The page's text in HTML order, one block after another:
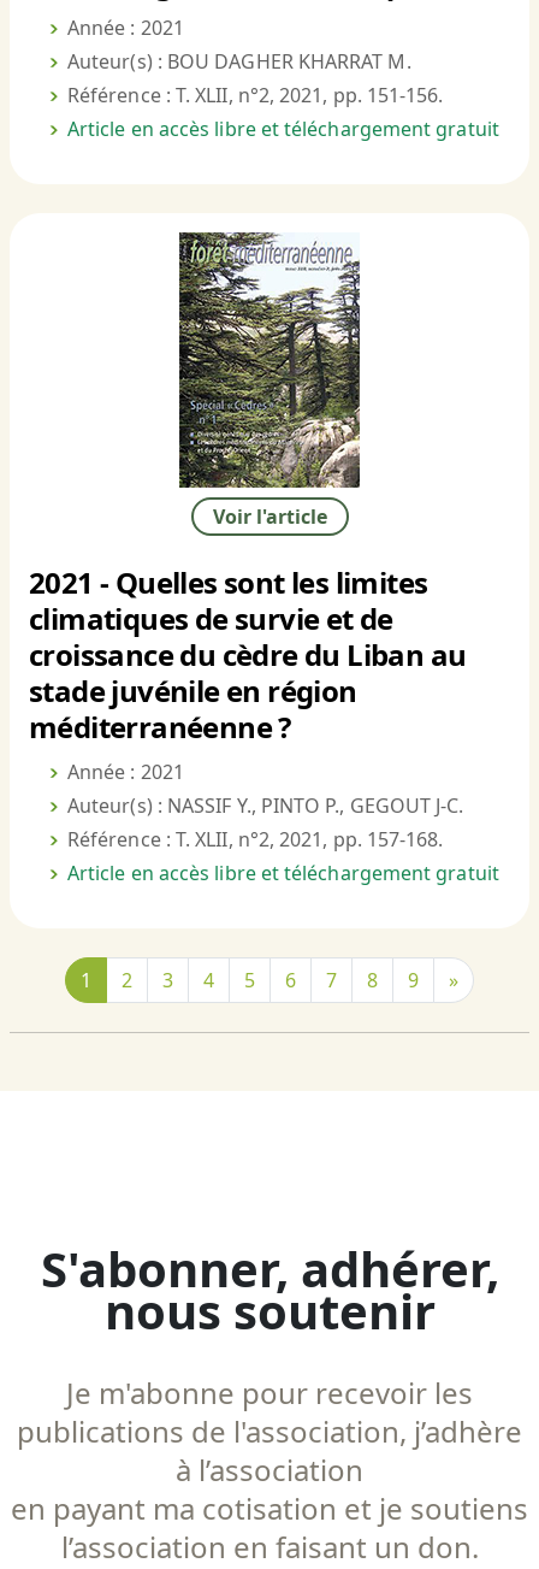
Année : 2021
Auteur(s) : BOU DAGHER KHARRAT M.
Référence : T. XLII, n°2, 2021, pp. 151-156.
Article en accès libre et téléchargement gratuit
Voir l'article
2021 - Quelles sont les limites
climatiques de survie et de
croissance du cèdre du Liban au
stade juvénile en région
méditerranéenne ?
Année : 2021
Auteur(s) : NASSIF Y., PINTO P., GEGOUT J-C.
Référence : T. XLII, n°2, 2021, pp. 157-168.
Article en accès libre et téléchargement gratuit
1 2 3 4 5 6 7 8 9 »
S'abonner, adhérer,
nous soutenir
Je m'abonne pour recevoir les
publications de l'association, j’adhère
à l’association
en payant ma cotisation et je soutiens
l’association en faisant un don.